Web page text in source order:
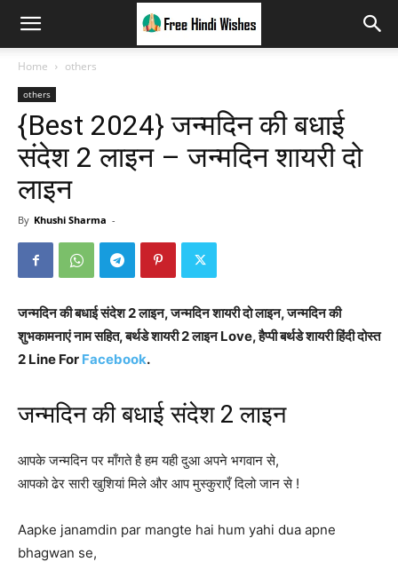
Home others
others
{Best 2024} जन्मदिन की बधाई
संदेश 2 लाइन – जन्मदिन शायरी दो
लाइन
By Khushi Sharma -
जन्मदिन की बधाई संदेश 2 लाइन, जन्मदिन शायरी दो लाइन, जन्मदिन की
शुभकामनाएं नाम सहित, बर्थडे शायरी 2 लाइन Love, हैप्पी बर्थडे शायरी हिंदी दोस्त
2 Line For Facebook.
जन्मदिन की बधाई संदेश 2 लाइन
आपके जन्मदिन पर माँगते है हम यही दुआ अपने भगवान से,
आपको ढेर सारी खुशियां मिले और आप मुस्कुराएँ दिलो जान से !
Aapke janamdin par mangte hai hum yahi dua apne
bhagwan se,